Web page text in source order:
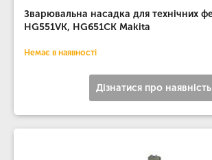
Зварювальна насадка для технічних
HG551VK, HG651CK Makita
Немає в наявності
Дізнатися про наявність